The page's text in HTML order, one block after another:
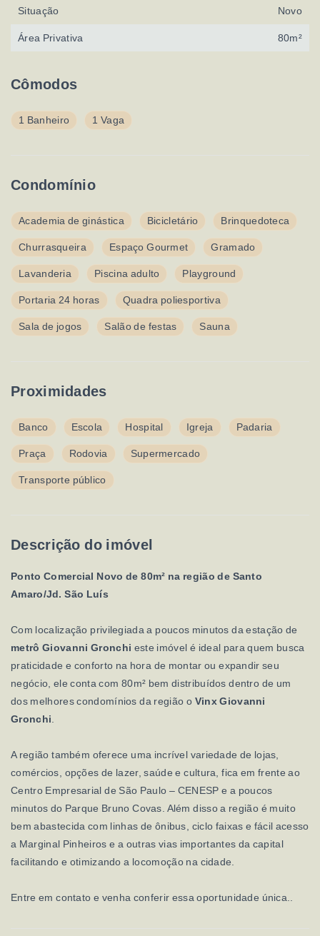
Cômodos
1 Banheiro 1 Vaga
Condomínio
Academia de ginástica Bicicletário Brinquedoteca
Churrasqueira Espaço Gourmet Gramado
Lavanderia Piscina adulto Playground
Portaria 24 horas Quadra poliesportiva
Sala de jogos Salão de festas Sauna
Proximidades
Banco Escola Hospital Igreja Padaria
Praça Rodovia Supermercado
Transporte público
Descrição do imóvel
Ponto Comercial Novo de 80m² na região de Santo
Amaro/Jd. São Luís
Com localização privilegiada a poucos minutos da estação de
metrô Giovanni Gronchi este imóvel é ideal para quem busca
praticidade e conforto na hora de montar ou expandir seu
negócio, ele conta com 80m² bem distribuídos dentro de um
dos melhores condomínios da região o Vinx Giovanni
Gronchi
A região também oferece uma incrível variedade de lojas,
comércios, opções de lazer, saúde e cultura, fica em frente ao
Centro Empresarial de São Paulo – CENESP e a poucos
minutos do Parque Bruno Covas. Além disso a região é muito
bem abastecida com linhas de ônibus, ciclo faixas e fácil acesso
a Marginal Pinheiros e a outras vias importantes da capital
facilitando e otimizando a locomoção na cidade.
Entre em contato e venha conferir essa oportunidade única..
Situação Novo
Área Privativa 80m²